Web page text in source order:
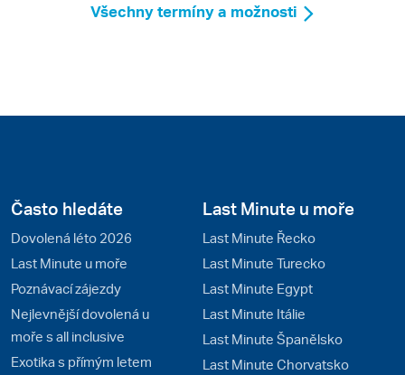
Všechny termíny a možnosti
Často hledáte
Dovolená léto 2026
Last Minute u moře
Poznávací zájezdy
Nejlevnější dovolená u
moře s all inclusive
Exotika s přímým letem
Last Minute u moře
Last Minute Řecko
Last Minute Turecko
Last Minute Egypt
Last Minute Itálie
Last Minute Španělsko
Last Minute Chorvatsko